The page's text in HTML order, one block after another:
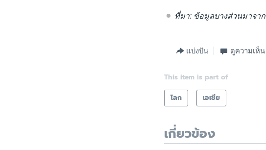
ที่มา: ข้อมูลบางส่วนมาจาก
แบ่งปัน ดูความเห็น
This item is part of
โลก
เอเชีย
เกี่ยวข้อง